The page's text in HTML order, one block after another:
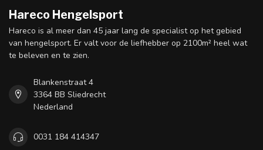
Hareco Hengelsport
Hareco is al meer dan 45 jaar lang de specialist op het gebied
van hengelsport. Er valt voor de liefhebber op 2100m² heel wat
te beleven en te zien.
Blankenstraat 4
3364 BB Sliedrecht
Nederland
0031 184 414347